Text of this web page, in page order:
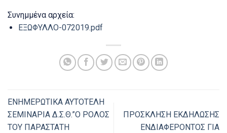
Συνημμένα αρχεία:
ΕΞΩΦΥΛΛΟ-072019.pdf
ΕΝΗΜΕΡΩΤΙΚΑ ΑΥΤΟΤΕΛΗ
ΣΕΜΙΝΑΡΙΑ Δ.Σ.Θ.”Ο ΡΟΛΟΣ
ΤΟΥ ΠΑΡΑΣΤΑΤΗ
ΠΡΟΣΚΛΗΣΗ ΕΚΔΗΛΩΣΗΣ
ΕΝΔΙΑΦΕΡΟΝΤΟΣ ΓΙΑ